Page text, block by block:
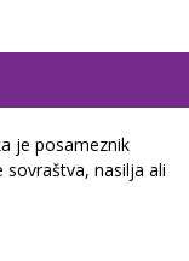
je posameznik
nasilja ali